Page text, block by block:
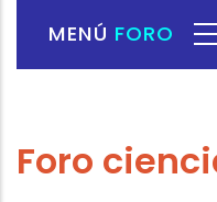
MENÚ FORO
Foro